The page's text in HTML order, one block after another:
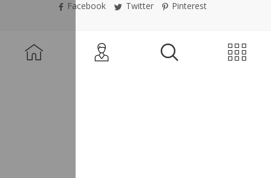
Facebook Twitter Pinterest